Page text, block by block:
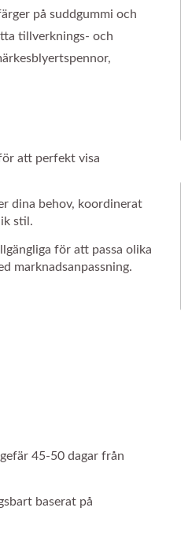
på suddgummi och
tillverknings- och
att perfekt visa
dina behov, koordinerat
stil.
för att passa olika
marknadsanpassning.
45-50 dagar från
baserat på